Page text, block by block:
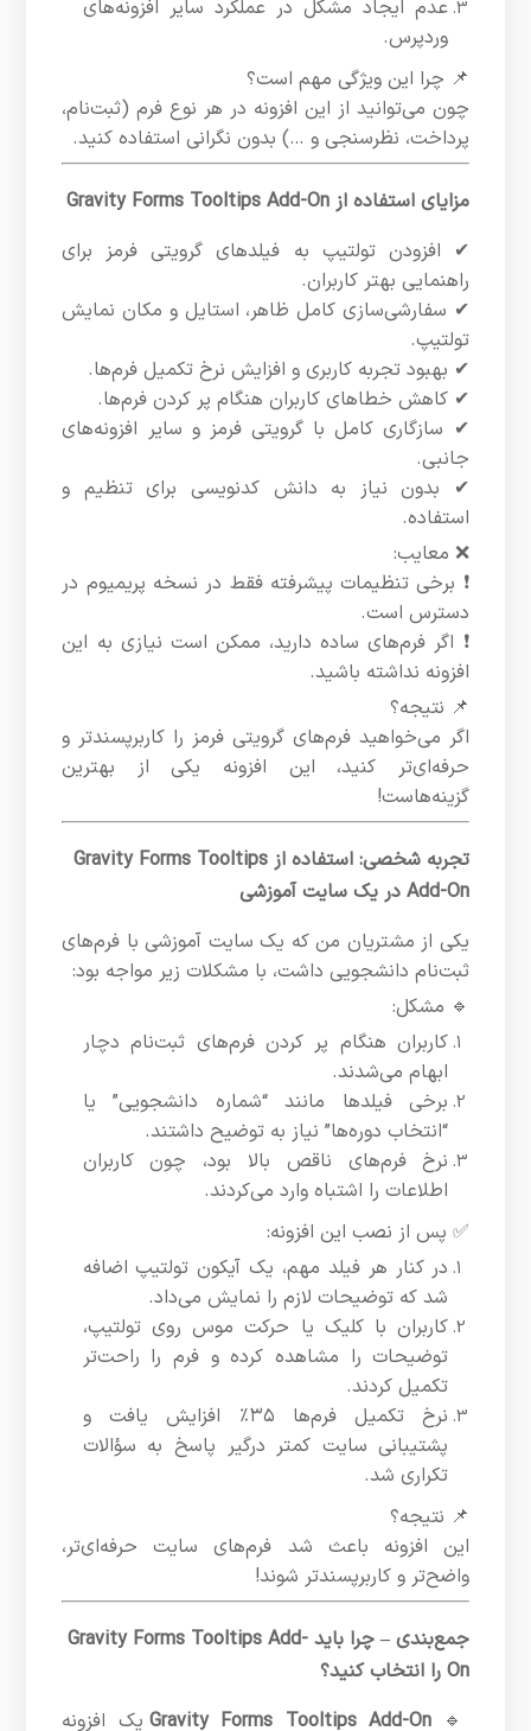
عدم ایجاد مشکل در عملکرد سایر افزونه‌های
وردپرس.
📌 چرا این ویژگی مهم است؟
چون می‌توانید از این افزونه در هر نوع فرم (ثبت‌نام،
پرداخت، نظرسنجی و …) بدون نگرانی استفاده کنید.
مزایای استفاده از Gravity Forms Tooltips Add-On
✔ افزودن تولتیپ به فیلدهای گرویتی فرمز برای
راهنمایی بهتر کاربران.
✔ سفارشی‌سازی کامل ظاهر، استایل و مکان نمایش
تولتیپ.
✔ بهبود تجربه کاربری و افزایش نرخ تکمیل فرم‌ها.
✔ کاهش خطاهای کاربران هنگام پر کردن فرم‌ها.
✔ سازگاری کامل با گرویتی فرمز و سایر افزونه‌های
جانبی.
✔ بدون نیاز به دانش کدنویسی برای تنظیم و
استفاده.
❌ معایب:
❗ برخی تنظیمات پیشرفته فقط در نسخه پریمیوم در
دسترس است.
❗ اگر فرم‌های ساده دارید، ممکن است نیازی به این
افزونه نداشته باشید.
📌 نتیجه؟
اگر می‌خواهید فرم‌های گرویتی فرمز را کاربرپسندتر و
حرفه‌ای‌تر کنید، این افزونه یکی از بهترین
گزینه‌هاست!
تجربه شخصی: استفاده از Gravity Forms Tooltips
Add-On در یک سایت آموزشی
یکی از مشتریان من که یک سایت آموزشی با فرم‌های
ثبت‌نام دانشجویی داشت، با مشکلات زیر مواجه بود:
🔹 مشکل:
کاربران هنگام پر کردن فرم‌های ثبت‌نام دچار
ابهام می‌شدند.
برخی فیلدها مانند “شماره دانشجویی” یا
“انتخاب دوره‌ها” نیاز به توضیح داشتند.
نرخ فرم‌های ناقص بالا بود، چون کاربران
اطلاعات را اشتباه وارد می‌کردند.
✅ پس از نصب این افزونه:
در کنار هر فیلد مهم، یک آیکون تولتیپ اضافه
شد که توضیحات لازم را نمایش می‌داد.
کاربران با کلیک یا حرکت موس روی تولتیپ،
توضیحات را مشاهده کرده و فرم را راحت‌تر
تکمیل کردند.
نرخ تکمیل فرم‌ها ۳۵٪ افزایش یافت و
پشتیبانی سایت کمتر درگیر پاسخ به سؤالات
تکراری شد.
📌 نتیجه؟
این افزونه باعث شد فرم‌های سایت حرفه‌ای‌تر،
واضح‌تر و کاربرپسندتر شوند!
جمع‌بندی – چرا باید Gravity Forms Tooltips Add-
On را انتخاب کنید؟
🔹
Gravity Forms Tooltips Add-On یک افزونه